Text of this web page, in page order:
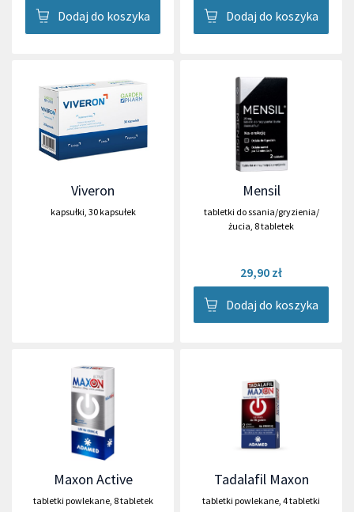
Dodaj do koszyka Dodaj do koszyka
Viveron
kapsułki, 30 kapsułek
Mensil
tabletki do ssania/gryzienia/
żucia, 8 tabletek
29,90 zł
Dodaj do koszyka
Maxon Active
tabletki powlekane, 8 tabletek
Tadalafil Maxon
tabletki powlekane, 4 tabletki